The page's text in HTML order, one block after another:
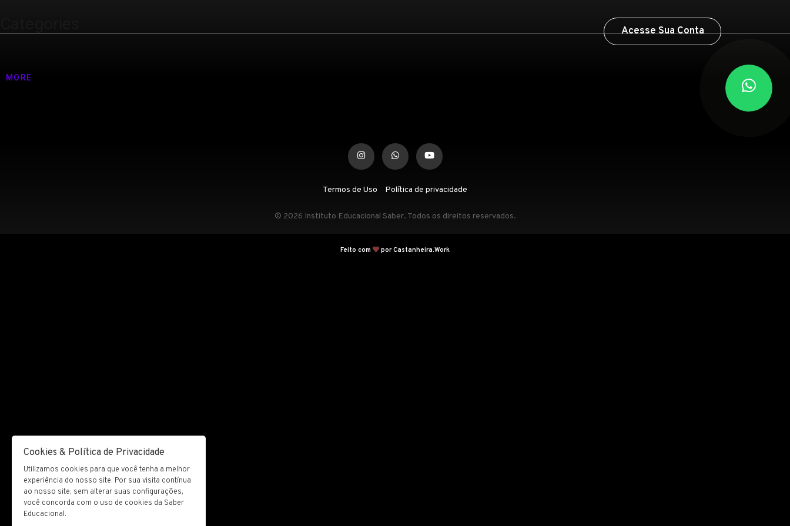
Acesse Sua Conta
MORE
Termos de Uso Política de privacidade
© 2026 Instituto Educacional Saber. Todos os direitos reservados.
Feito com por Castanheira.Work
Cookies & Política de Privacidade
Utilizamos cookies para que você tenha a melhor
experiência do nosso site. Por sua visita contínua
ao nosso site, sem alterar suas configurações,
você concorda com o uso de cookies da Saber
Educacional.